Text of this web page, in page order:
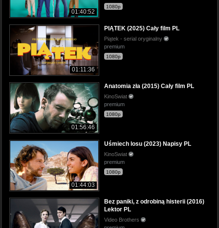
01:40:52
1080p
01:11:36
PIĄTEK (2025) Cały film PL
Piątek - serial oryginalny
premium
1080p
01:56:46
Anatomia zła (2015) Cały film PL
KinoSwiat
premium
1080p
01:44:03
Uśmiech losu (2023) Napisy PL
KinoSwiat
premium
1080p
Bez paniki, z odrobiną histerii (2016)
Lektor PL
Video Brothers